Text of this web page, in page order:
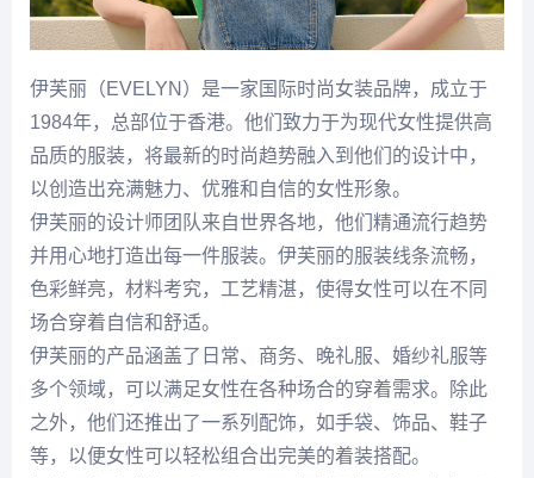
伊芙丽（EVELYN）是一家国际时尚女装品牌，成立于
1984年，总部位于香港。他们致力于为现代女性提供高
品质的服装，将最新的时尚趋势融入到他们的设计中，
以创造出充满魅力、优雅和自信的女性形象。
伊芙丽的设计师团队来自世界各地，他们精通流行趋势
并用心地打造出每一件服装。伊芙丽的服装线条流畅，
色彩鲜亮，材料考究，工艺精湛，使得女性可以在不同
场合穿着自信和舒适。
伊芙丽的产品涵盖了日常、商务、晚礼服、婚纱礼服等
多个领域，可以满足女性在各种场合的穿着需求。除此
之外，他们还推出了一系列配饰，如手袋、饰品、鞋子
等，以便女性可以轻松组合出完美的着装搭配。